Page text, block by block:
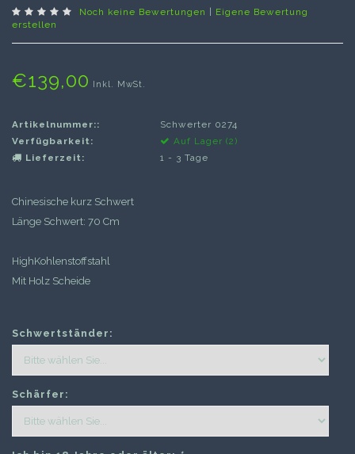
Noch keine Bewertungen
Eigene Bewertung
erstellen
€139,00 Inkl. MwSt.
Artikelnummer::
Schwerter 0274
Verfügbarkeit:
Auf Lager (2)
Lieferzeit:
1 - 3 Tage
Chinesische kurz Schwert
Länge Schwert: 70 Cm
HighKohlenstoffstahl
Mit Holz Scheide
Schwertständer:
Schärfer: